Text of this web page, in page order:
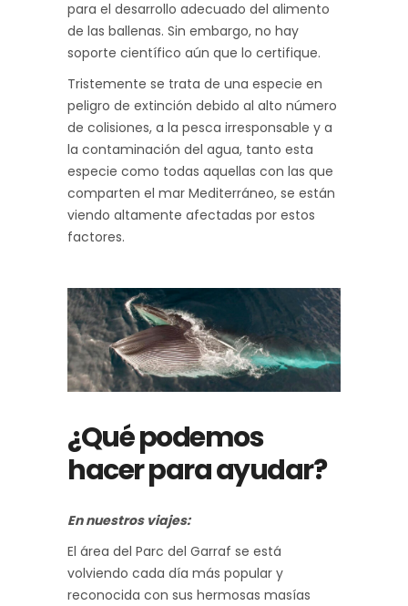
para el desarrollo adecuado del alimento
de las ballenas. Sin embargo, no hay
soporte científico aún que lo certifique.
Tristemente se trata de una especie en
peligro de extinción debido al alto número
de colisiones, a la pesca irresponsable y a
la contaminación del agua, tanto esta
especie como todas aquellas con las que
comparten el mar Mediterráneo, se están
viendo altamente afectadas por estos
factores.
¿Qué podemos
hacer para ayudar?
En nuestros viajes:
El área del Parc del Garraf se está
volviendo cada día más popular y
reconocida con sus hermosas masías